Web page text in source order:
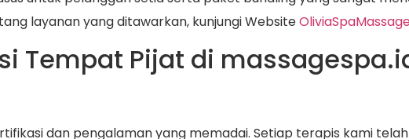
layanan yang ditawarkan, kunjungi Website
Tempat Pijat di
dan pengalaman yang memadai. Setiap terapis kami